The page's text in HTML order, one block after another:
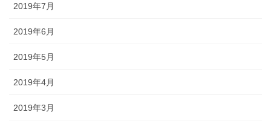
2019年7月
2019年6月
2019年5月
2019年4月
2019年3月